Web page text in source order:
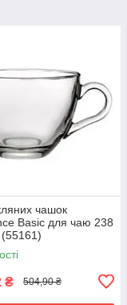
чашок
Basic для чаю 238
₴ 504,90 ₴